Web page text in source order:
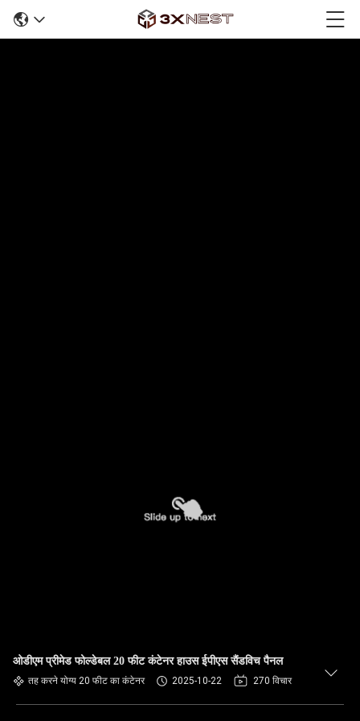
ओडीएम प्रीमेड फोल्डेबल 20 फीट कंटेनर हाउस ईपीएस सैंडविच पैनल
तह करने योग्य 20 फीट का कंटेनर 2025-10-22 270 विचार